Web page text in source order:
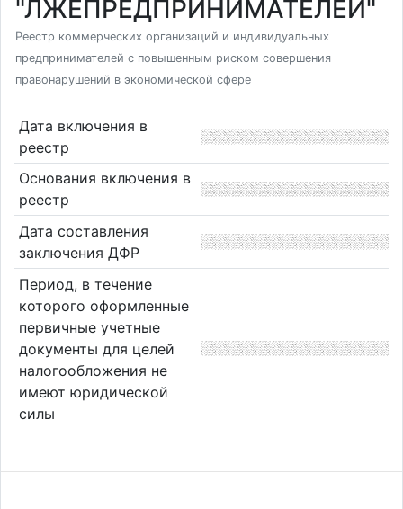
"ЛЖЕПРЕДПРИНИМАТЕЛЕЙ"
Реестр коммерческих организаций и индивидуальных
предпринимателей с повышенным риском совершения
правонарушений в экономической сфере
Дата включения в
реестр
Основания включения в
реестр
Дата составления
заключения ДФР
Период, в течение
которого оформленные
первичные учетные
документы для целей
налогообложения не
имеют юридической
силы